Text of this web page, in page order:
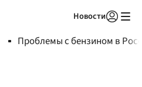
Новости
Проблемы с бензином в